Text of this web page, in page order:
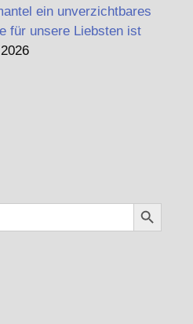
ein unverzichtbares
für unsere Liebsten ist
Search Button